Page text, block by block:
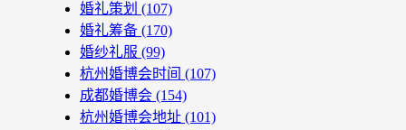
婚礼策划 (107)
婚礼筹备 (170)
婚纱礼服 (99)
杭州婚博会时间 (107)
成都婚博会 (154)
杭州婚博会地址 (101)